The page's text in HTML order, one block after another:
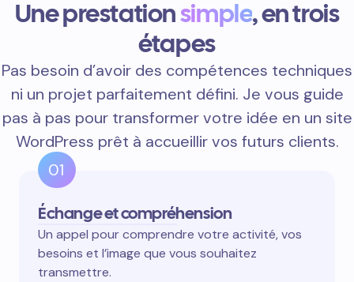
Une prestationsimple, en trois
étapes
Pas besoin d’avoir des compétences techniques
ni un projet parfaitement défini. Je vous guide
pas à pas pour transformer votre idée en un site
WordPress prêt à accueillir vos futurs clients.
01
Échange et compréhension
Un appel pour comprendre votre activité, vos
besoins et l’image que vous souhaitez
transmettre.